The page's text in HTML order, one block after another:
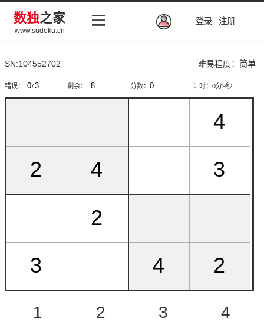
数独之家
www.sudoku.cn
登录 注册
SN:104552702 难易程度：简单
错误： / 剩余： 分数： 计时：0分9秒
1 2 3 4